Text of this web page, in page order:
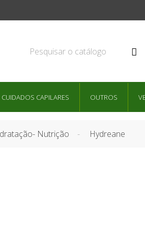

CUIDADOS CAPILARES OUTROS
Nutrição Hydreane